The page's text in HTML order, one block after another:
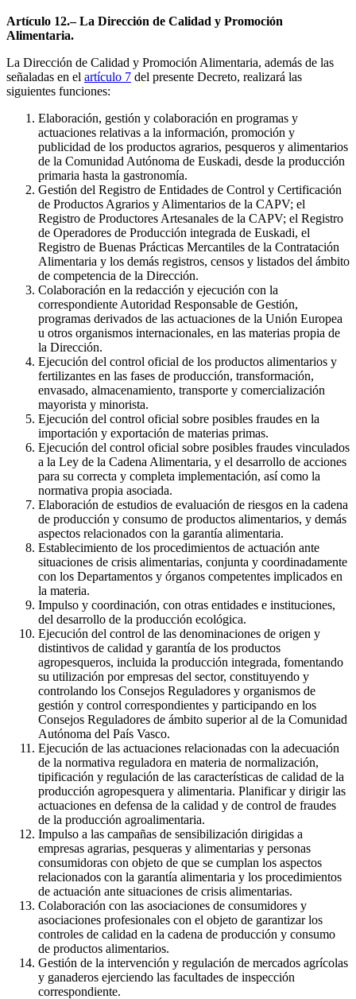
Artículo 12.– La Dirección de Calidad y Promoción
Alimentaria.
La Dirección de Calidad y Promoción Alimentaria, además de las
señaladas en el artículo 7 del presente Decreto, realizará las
siguientes funciones:
Elaboración, gestión y colaboración en programas y
actuaciones relativas a la información, promoción y
publicidad de los productos agrarios, pesqueros y alimentarios
de la Comunidad Autónoma de Euskadi, desde la producción
primaria hasta la gastronomía.
Gestión del Registro de Entidades de Control y Certificación
de Productos Agrarios y Alimentarios de la CAPV; el
Registro de Productores Artesanales de la CAPV; el Registro
de Operadores de Producción integrada de Euskadi, el
Registro de Buenas Prácticas Mercantiles de la Contratación
Alimentaria y los demás registros, censos y listados del ámbito
de competencia de la Dirección.
Colaboración en la redacción y ejecución con la
correspondiente Autoridad Responsable de Gestión,
programas derivados de las actuaciones de la Unión Europea
u otros organismos internacionales, en las materias propia de
la Dirección.
Ejecución del control oficial de los productos alimentarios y
fertilizantes en las fases de producción, transformación,
envasado, almacenamiento, transporte y comercialización
mayorista y minorista.
Ejecución del control oficial sobre posibles fraudes en la
importación y exportación de materias primas.
Ejecución del control oficial sobre posibles fraudes vinculados
a la Ley de la Cadena Alimentaria, y el desarrollo de acciones
para su correcta y completa implementación, así como la
normativa propia asociada.
Elaboración de estudios de evaluación de riesgos en la cadena
de producción y consumo de productos alimentarios, y demás
aspectos relacionados con la garantía alimentaria.
Establecimiento de los procedimientos de actuación ante
situaciones de crisis alimentarias, conjunta y coordinadamente
con los Departamentos y órganos competentes implicados en
la materia.
Impulso y coordinación, con otras entidades e instituciones,
del desarrollo de la producción ecológica.
Ejecución del control de las denominaciones de origen y
distintivos de calidad y garantía de los productos
agropesqueros, incluida la producción integrada, fomentando
su utilización por empresas del sector, constituyendo y
controlando los Consejos Reguladores y organismos de
gestión y control correspondientes y participando en los
Consejos Reguladores de ámbito superior al de la Comunidad
Autónoma del País Vasco.
Ejecución de las actuaciones relacionadas con la adecuación
de la normativa reguladora en materia de normalización,
tipificación y regulación de las características de calidad de la
producción agropesquera y alimentaria. Planificar y dirigir las
actuaciones en defensa de la calidad y de control de fraudes
de la producción agroalimentaria.
Impulso a las campañas de sensibilización dirigidas a
empresas agrarias, pesqueras y alimentarias y personas
consumidoras con objeto de que se cumplan los aspectos
relacionados con la garantía alimentaria y los procedimientos
de actuación ante situaciones de crisis alimentarias.
Colaboración con las asociaciones de consumidores y
asociaciones profesionales con el objeto de garantizar los
controles de calidad en la cadena de producción y consumo
de productos alimentarios.
Gestión de la intervención y regulación de mercados agrícolas
y ganaderos ejerciendo las facultades de inspección
correspondiente.